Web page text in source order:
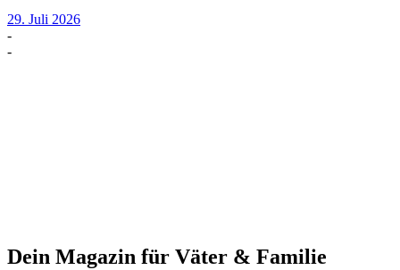
29. Juli 2026
-
-
Dein Magazin für Väter & Familie